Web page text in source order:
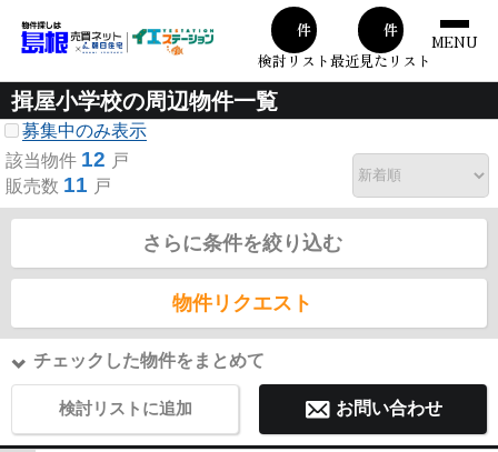
00件
検討リスト
00件
最近見たリスト
MENU
揖屋小学校の周辺物件一覧
募集中のみ表示
該当物件 12 戸
販売数 11 戸
さらに条件を絞り込む
物件リクエスト
チェックした物件をまとめて
検討リストに追加 お問い合わせ